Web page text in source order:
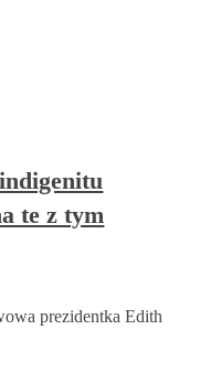
te z tym
prezidentka Edith